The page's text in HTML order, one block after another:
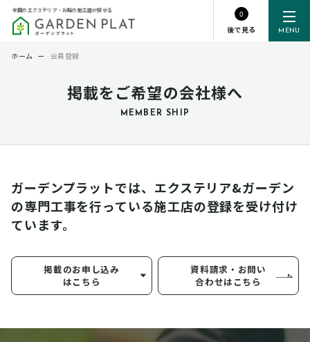
MENU
全国のエクステリア・お庭の施工店が探せる
0
後で見る
掲載をご希望の会社様へ
MEMBER SHIP
ホーム ー 会員登録
ガーデンプラットでは、エクステリア&ガーデン
の専門工事を行っている施工店の登録を受け付け
ています。
掲載のお申し込み
はこちら
資料請求・お問い
合わせはこちら